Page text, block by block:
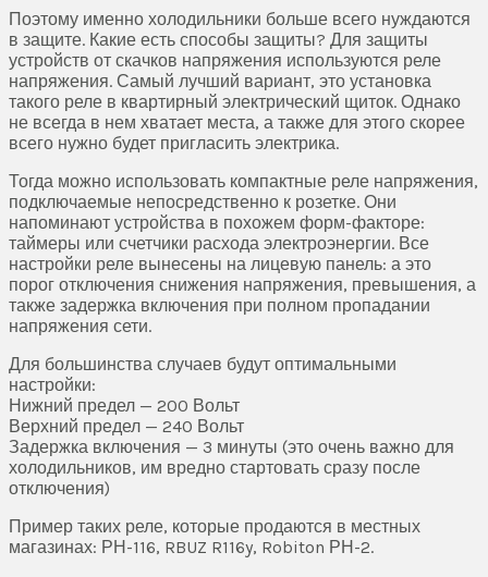
Поэтому именно холодильники больше всего нуждаются
в защите. Какие есть способы защиты? Для защиты
устройств от скачков напряжения используются реле
напряжения. Самый лучший вариант, это установка
такого реле в квартирный электрический щиток. Однако
не всегда в нем хватает места, а также для этого скорее
всего нужно будет пригласить электрика.
Тогда можно использовать компактные реле напряжения,
подключаемые непосредственно к розетке. Они
напоминают устройства в похожем форм-факторе:
таймеры или счетчики расхода электроэнергии. Все
настройки реле вынесены на лицевую панель: а это
порог отключения снижения напряжения, превышения, а
также задержка включения при полном пропадании
напряжения сети.
Для большинства случаев будут оптимальными
настройки:
Нижний предел — 200 Вольт
Верхний предел — 240 Вольт
Задержка включения — 3 минуты (это очень важно для
холодильников, им вредно стартовать сразу после
отключения)
Пример таких реле, которые продаются в местных
магазинах: РН-116, RBUZ R116y, Robiton РН-2.